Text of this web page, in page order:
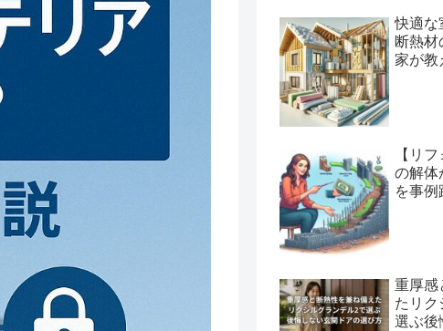
快適な
断熱材
家が教
【リ
の解体
を事例
重厚感
たリク
選ぶ後